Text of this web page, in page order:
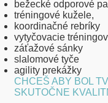
bežecké odporové
tréningové kužele,
koordinačné rebríky
vytyčovacie
záťažové sánky
slalomové tyče
agility prekážky
CHCEŠ ABY BOL
SKUTOČNE